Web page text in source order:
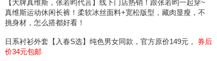
【大牌真维斯，张若昀代言】线下门店热销！跟张若昀一起穿~
真维斯运动休闲长裤！柔软冰丝面料+宽松版型，藏肉显瘦，不
挑身材，怎么搭都好看！
日系衬衫外套【入春S选】纯色男女同款，官方原价149元，
券后
价34元包邮